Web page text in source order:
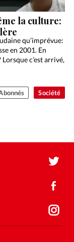
Société
la culture:
qu’imprévue:
en 2001. En
c’est arrivé,